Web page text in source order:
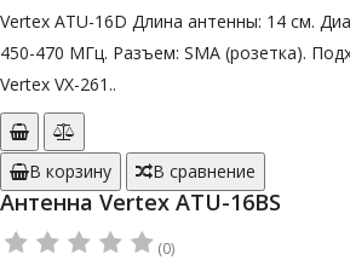
Vertex ATU-16D Длина антенны: 14 см.
450-470 МГц. Разъем: SMA (розетка).
Vertex VX-261..
В корзину В сравнение
Антенна Vertex ATU-16BS
(0)